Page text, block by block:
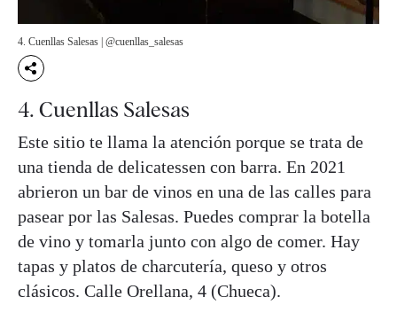
4. Cuenllas Salesas | @cuenllas_salesas
4. Cuenllas Salesas
Este sitio te llama la atención porque se trata de
una tienda de delicatessen con barra. En 2021
abrieron un bar de vinos en una de las calles para
pasear por las Salesas. Puedes comprar la botella
de vino y tomarla junto con algo de comer. Hay
tapas y platos de charcutería, queso y otros
clásicos. Calle Orellana, 4 (Chueca).